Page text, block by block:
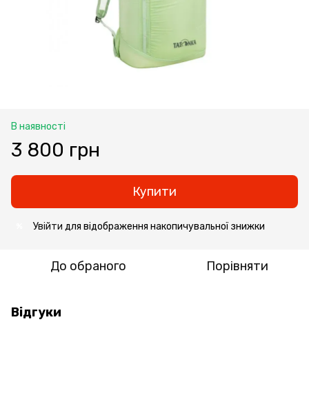
В наявності
3 800 грн
Купити
Увійти для відображення накопичувальної знижки
До обраного Порівняти
Відгуки